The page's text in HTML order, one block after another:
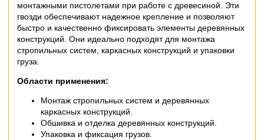
монтажными пистолетами при работе с древесиной. Эти
гвозди обеспечивают надежное крепление и позволяют
быстро и качественно фиксировать элементы деревянных
конструкций. Они идеально подходят для монтажа
стропильных систем, каркасных конструкций и упаковки
груза.
Области применения:
Монтаж стропильных систем и деревянных
каркасных конструкций.
Обшивка и отделка деревянных конструкций.
Упаковка и фиксация грузов.